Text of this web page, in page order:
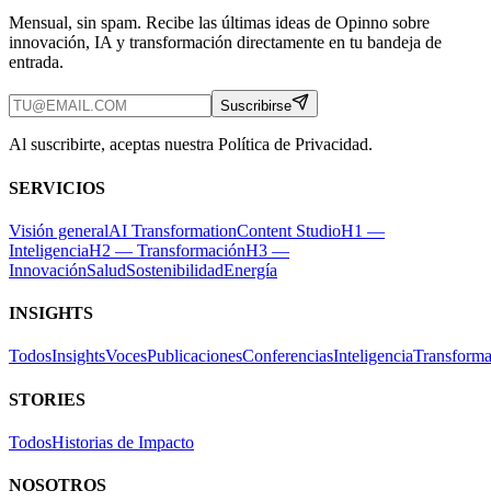
Mensual, sin spam. Recibe las últimas ideas de Opinno sobre
innovación, IA y transformación directamente en tu bandeja de
entrada.
Suscribirse
Al suscribirte, aceptas nuestra Política de Privacidad.
SERVICIOS
Visión generalAI TransformationContent StudioH1 —
InteligenciaH2 — TransformaciónH3 —
InnovaciónSaludSostenibilidadEnergía
INSIGHTS
TodosInsightsVocesPublicacionesConferenciasInteligencia
STORIES
TodosHistorias de Impacto
NOSOTROS